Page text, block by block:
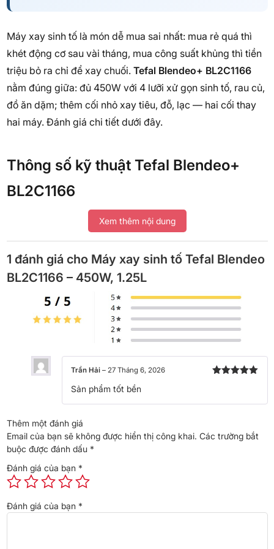
Máy xay sinh tố là món dễ mua sai nhất: mua rẻ quá thì
khét động cơ sau vài tháng, mua công suất khủng thì tiền
triệu bỏ ra chỉ để xay chuối. Tefal Blendeo+ BL2C1166
nằm đúng giữa: đủ 450W với 4 lưỡi xử gọn sinh tố, rau củ,
đồ ăn dặm; thêm cối nhỏ xay tiêu, đỗ, lạc — hai cối thay
hai máy. Đánh giá chi tiết dưới đây.
Thông số kỹ thuật Tefal Blendeo+
BL2C1166
Chi tiết
Công suất 450W
củ quả
Cối nhỏ xay tiêu, đồ khô, gia vị
Lưỡi dao 4 cánh thép không gỉ
2 tốc độ + chế độ nhồi (pulse)
Chức năng
lượng nhỏ
Thương hiệu
Bảo hành Chính hãng Tefal
Xem thêm nội dung
1 đánh giá cho Máy xay sinh tố Tefal Blendeo
BL2C1166 – 450W, 1.25L
Trần Hải – 27 Tháng 6, 2026
Sản phẩm tốt bền
Thêm một đánh giá
Email của bạn sẽ không được hiển thị công khai. Các trường bắt
buộc được đánh dấu *
Đánh giá của bạn *
Đánh giá của bạn *